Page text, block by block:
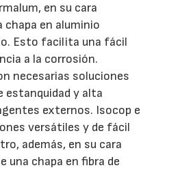
en su cara
en aluminio
Esto facilita una fácil
a la corrosión.
necesarias soluciones
estanquidad y alta
externos. Isocop e
versátiles y de fácil
además, en su cara
una chapa en fibra de